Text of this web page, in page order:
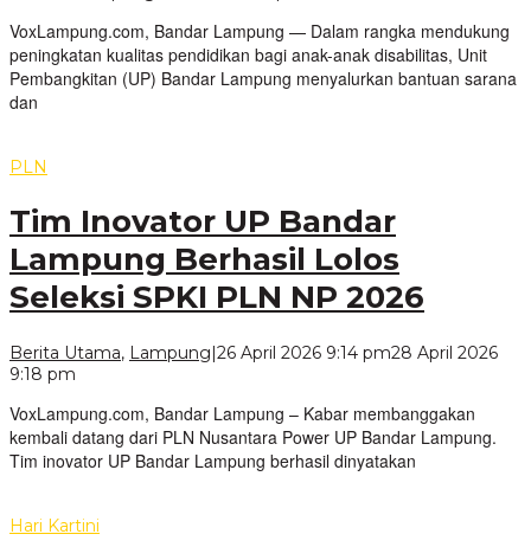
VoxLampung.com, Bandar Lampung — Dalam rangka mendukung
peningkatan kualitas pendidikan bagi anak-anak disabilitas, Unit
Pembangkitan (UP) Bandar Lampung menyalurkan bantuan sarana
dan
PLN
Tim Inovator UP Bandar
Lampung Berhasil Lolos
Seleksi SPKI PLN NP 2026
Berita Utama, Lampung|26 April 2026 9:14 pm28 April 2026
9:18 pm
VoxLampung.com, Bandar Lampung – Kabar membanggakan
kembali datang dari PLN Nusantara Power UP Bandar Lampung.
Tim inovator UP Bandar Lampung berhasil dinyatakan
Hari Kartini